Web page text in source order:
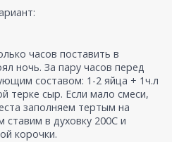
часов поставить в
ночь. За пару часов перед
составом: 1-2 яйца + 1ч.л
терке сыр. Если мало смеси,
заполняем тертым на
в духовку 200С и
корочки.